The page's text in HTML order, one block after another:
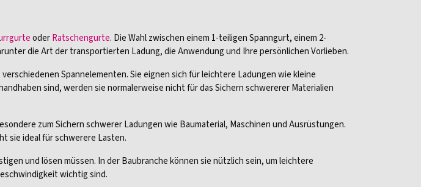
oderRatschengurte. Die Wahl zwischen einem 1-teiligen Spanngurt, einem 2-
die Art der transportierten Ladung, die Anwendung und Ihre persönlichen Vorlieben.
Spannelementen. Sie eignen sich für leichtere Ladungen wie kleine
sind, werden sie normalerweise nicht für das Sichern schwererer Materialien
zum Sichern schwerer Ladungen wie Baumaterial, Maschinen und Ausrüstungen.
sie ideal für schwerere Lasten.
und lösen müssen. In der Baubranche können sie nützlich sein, um leichtere
wichtig sind.